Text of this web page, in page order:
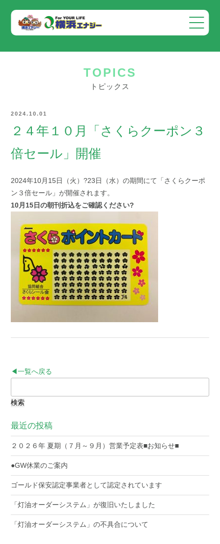
TOPICS
トピックス
2024.10.01
２４年１０月「さくらクーポン３
倍セール」開催
2024年10月15日（火）?23日（水）の期間にて「さくらクーポ
ン３倍セール」が開催されます。
10月15日の朝刊折込をご確認ください?
◀一覧へ戻る
索:
最近の投稿
２０２６年 夏期（７月～９月）営業予定表■お知らせ■
●GW休業のご案内
ゴールド保安認定事業者として認定されています
「灯油オーダーシステム」が復旧いたしました
「灯油オーダーシステム」の不具合について